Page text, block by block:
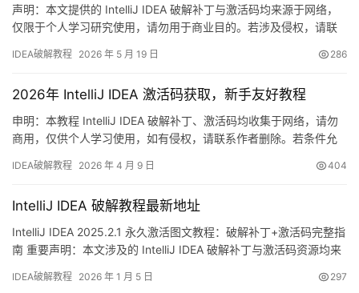
声明：本文提供的 IntelliJ IDEA 破解补丁与激活码均来源于网络，
仅限于个人学习研究使用，请勿用于商业目的。若涉及侵权，请联
不多说，先展示一下 IDEA 2025.2.1 版本成功激活后的截图。如图
接下来，我将通过详细的图文…
IDEA破解教程 2026 年 5 月 19 日 286
2026年 IntelliJ IDEA 激活码获取，新手友好教程
申明：本教程 IntelliJ IDEA 破解补丁、激活码均收集于网络，请勿
商用，仅供个人学习使用，如有侵权，请联系作者删除。若条件允
能强大，适用于 Windows、Mac 和 Linux 系统。本文将详细介绍如
版本、什么…
IDEA破解教程 2026 年 4 月 9 日 404
IntelliJ IDEA 破解教程最新地址
IntelliJ IDEA 2025.2.1 永久激活图文教程：破解补丁+激活码完整指
南 重要声明：本文涉及的 IntelliJ IDEA 破解补丁与激活码资源均来
及侵权问题，请联系作者删除。条件允许的情况下，强烈建议购买
IDEA破解教程 2026 年 1 月 5 日 297